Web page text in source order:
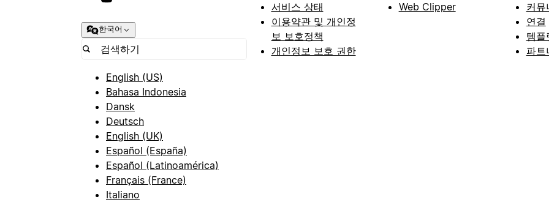
한국어
English (US)
Bahasa Indonesia
Dansk
Deutsch
English (UK)
Español (España)
Español (Latinoamérica)
Français (France)
Italiano
서비스 상태
이용약관 및 개인정
보 보호정책
개인정보 보호 권한
Web Clipper
커뮤
연결
템플
파트